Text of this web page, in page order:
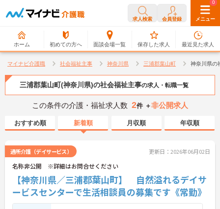
求人検索 会員登録 メニュー
ホーム 初めての方へ 面談会場一覧
0
保存した求人
0
最近見た求人
マイナビ介護職 社会福祉主事 神奈川県 三浦郡葉山町 神奈川県の
三浦郡葉山町(神奈川県)の社会福祉主事の求人・転職一覧
この条件の介護・福祉求人数 2件 ＋非公開求人
おすすめ順 新着順 月収順 年収順
通所介護（デイサービス） 更新日：2026年06月02日
名称非公開 ※詳細はお問合せください
【神奈川県／三浦郡葉山町】 自然溢れるデイサ
ービスセンターで生活相談員の募集です《常勤》